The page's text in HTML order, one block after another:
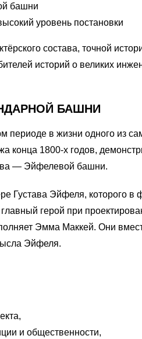
башни
уровень постановки
состава, точной
историй о великих
БАШНИ
в жизни одного из
1800-х годов,
— Эйфелевой башни.
Густава Эйфеля, которого
герой при
Эмма Маккей. Они
Эйфеля.
и общественности,